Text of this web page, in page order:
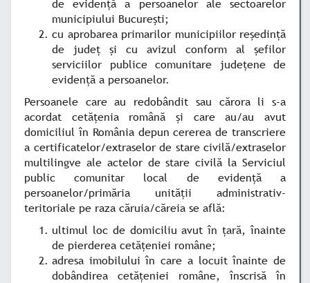
de evidenţă a persoanelor ale sectoarelor
municipiului Bucureşti;
cu aprobarea primarilor municipiilor reşedinţă
de judeţ şi cu avizul conform al şefilor
serviciilor publice comunitare judeţene de
evidenţă a persoanelor.
Persoanele care au redobândit sau cărora li s-a
acordat cetăţenia română şi care au/au avut
domiciliul în România depun cererea de transcriere
a certificatelor/extraselor de stare civilă/extraselor
multilingve ale actelor de stare civilă la Serviciul
public comunitar local de evidenţă a
persoanelor/primăria unităţii administrativ-
teritoriale pe raza căruia/căreia se află:
ultimul loc de domiciliu avut în ţară, înainte
de pierderea cetăţeniei române;
adresa imobilului în care a locuit înainte de
dobândirea cetăţeniei române, înscrisă în